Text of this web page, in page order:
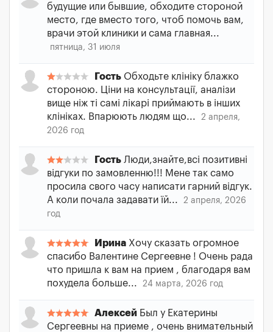
будущие или бывшие, обходите стороной
место, где вместо того, чтоб помочь вам,
врачи этой клиники и сама главная...
пятница, 31 июля
Гость Обходьте клініку блажко
стороною. Ціни на консультації, аналізи
вище ніж ті самі лікарі приймають в інших
клініках. Впарюють людям що...
2 апреля,
2026 год
Гость Люди,знайте,всі позитивні
відгуки по замовленню!!! Мене так само
просила свого часу написати гарний відгук.
А коли почала задавати їй...
2 апреля, 2026
год
Ирина Хочу сказать огромное
спасибо Валентине Сергеевне ! Очень рада
что пришла к вам на прием , благодаря вам
похудела больше...
24 марта, 2026 год
Алексей Был у Екатерины
Сергеевны на приеме , очень внимательный